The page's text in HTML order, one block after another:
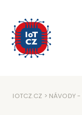
IOTCZ.CZ > NÁVODY-